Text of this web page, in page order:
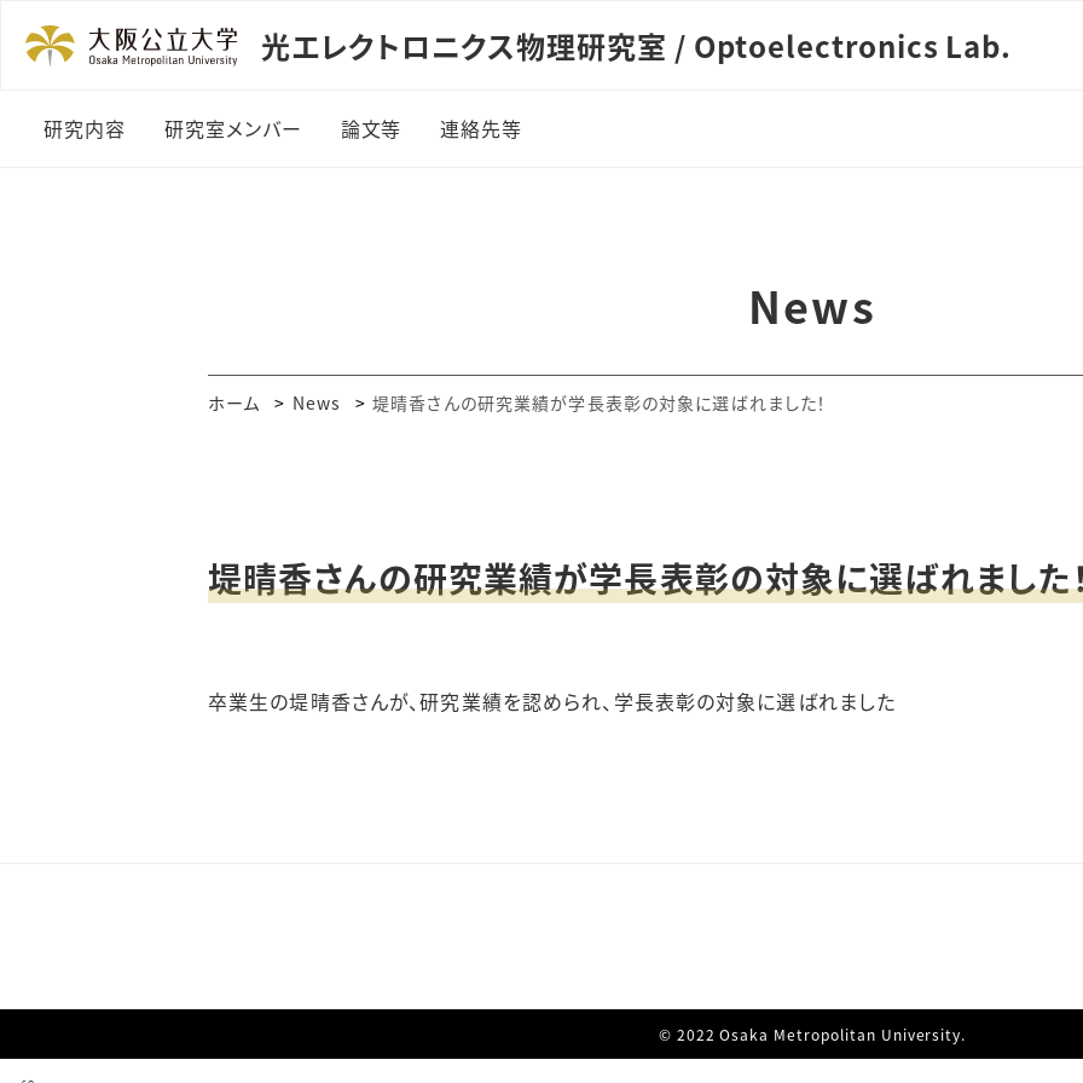
光エレクトロニクス物理研究室 / Optoelectronics Lab.
研究内容 研究室メンバー 論文等 連絡先等
News
ホーム News 堤晴香さんの研究業績が学長表彰の対象に選ばれました！
堤晴香さんの研究業績が学長表彰の対象に選ばれました
卒業生の堤晴香さんが、研究業績を認められ、学長表彰の対象に選ばれました
© 2022 Osaka Metropolitan University.